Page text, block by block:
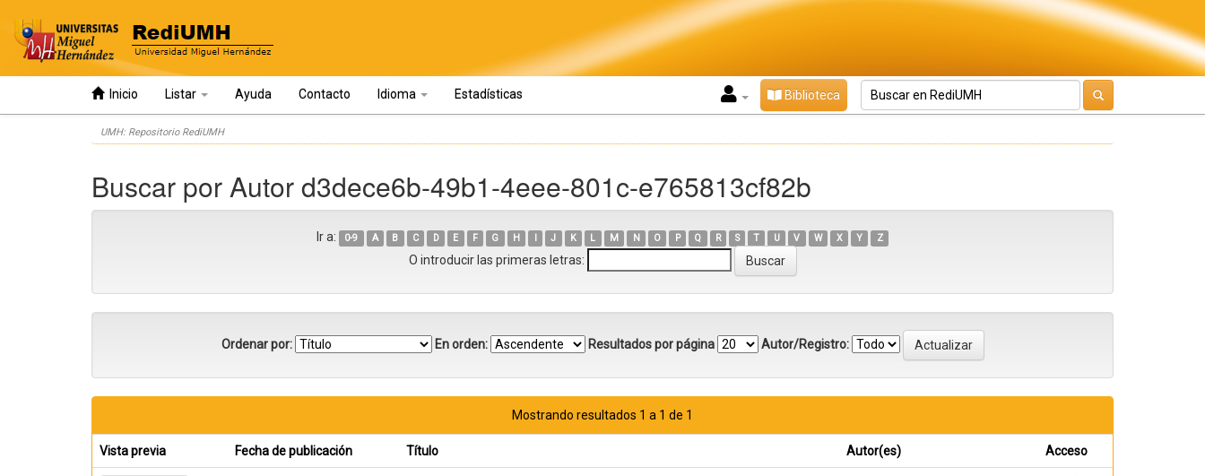
Inicio Listar Ayuda Contacto Idioma Estadísticas Biblioteca
UMH: Repositorio RediUMH
Buscar por Autor d3dece6b-49b1-4eee-801c-e765813cf82b
Ir a: 0-9 A B C D E F G H I J K L M N O P Q R S T U V W X Y Z
O introducir las primeras letras:
Ordenar por: En orden: Resultados por página Autor/Registro:
Mostrando resultados 1 a 1 de 1
Vista previa Fecha de publicación Título Autor(es) Acceso